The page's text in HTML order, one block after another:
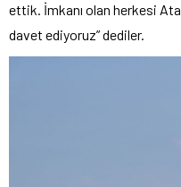
ettik. İmkanı olan herkesi
davet ediyoruz” dediler.